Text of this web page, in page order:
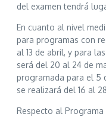
del examen tendrá
En cuanto al nivel
para programas con
al 13 de abril, y para
será del 20 al 24 de
programada para el 5
se realizará del 16 al
Respecto al